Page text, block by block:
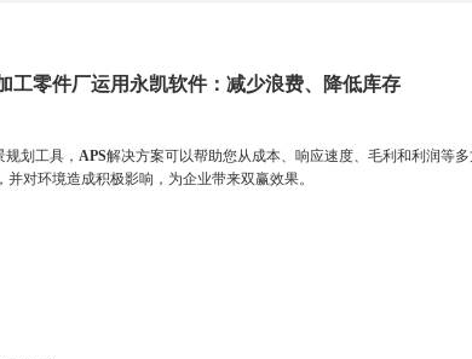
工零件厂运用永凯软件：减少浪费、降低库存
划工具， APS解决方案可以帮助您从成本、响应速度、毛利和利润等多
对环境造成积极影响，为企业带来双赢效果。